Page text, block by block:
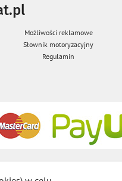
Możliwości reklamowe
Słownik motoryzacyjny
Regulamin